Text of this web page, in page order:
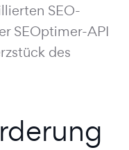
SEO-
SEOptimer-API
des